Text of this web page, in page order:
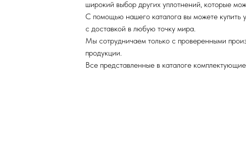
широкий выбор других уплотнений, которые
С помощью нашего каталога вы можете купить
с доставкой в любую точку мира.
Мы сотрудничаем только с проверенными
продукции.
Все представленные в каталоге